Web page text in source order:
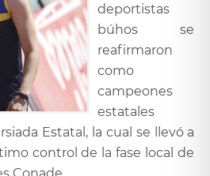
deportistas
búhos se
reafirmaron
como
campeones
estatales
Estatal, la cual se llevó a
control de la fase local de
Conade.